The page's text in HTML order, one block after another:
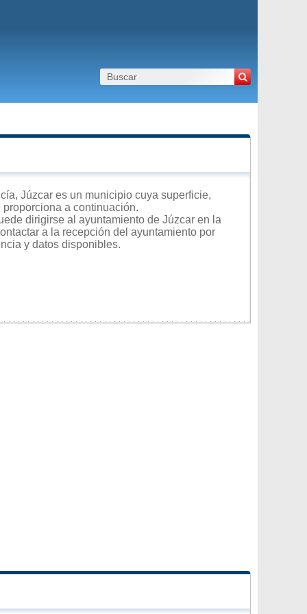
Júzcar es un municipio cuya superficie,
a continuación.
dirigirse al ayuntamiento de Júzcar en la
a la recepción del ayuntamiento por
y datos disponibles.